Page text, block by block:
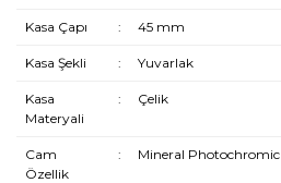
Kasa Çapı : 45 mm
Kasa Şekli : Yuvarlak
Kasa
Materyali
: Çelik
Cam
Özellik
: Mineral Photochromic